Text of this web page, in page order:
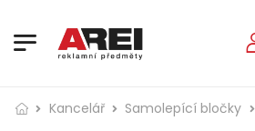
Kancelář Samolepící bločky